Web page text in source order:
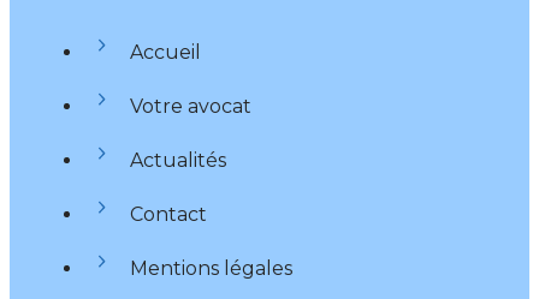
Accueil
Votre avocat
Actualités
Contact
Mentions légales